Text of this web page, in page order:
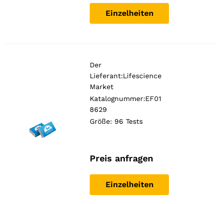
Einzelheiten
Der
Lieferant:Lifescience
Market
Katalognummer:EF01
8629
Größe: 96 Tests
Preis anfragen
Einzelheiten